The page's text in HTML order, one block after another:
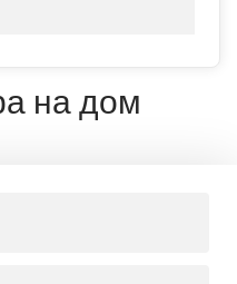
на дом